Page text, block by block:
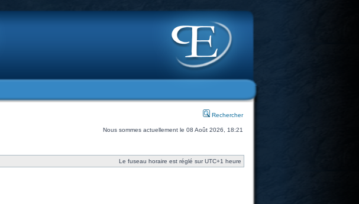
Rechercher
Nous sommes actuellement le 08 Août 2026, 18:21
Le fuseau horaire est réglé sur UTC+1 heure